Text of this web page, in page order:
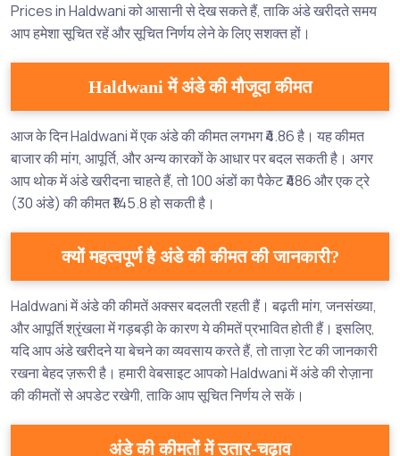
Prices in Haldwani को आसानी से देख सकते हैं, ताकि अंडे खरीदते समय
आप हमेशा सूचित रहें और सूचित निर्णय लेने के लिए सशक्त हों।
Haldwani में अंडे की मौजूदा कीमत
आज के दिन Haldwani में एक अंडे की कीमत लगभग ₹4.86 है। यह कीमत
बाजार की मांग, आपूर्ति, और अन्य कारकों के आधार पर बदल सकती है। अगर
आप थोक में अंडे खरीदना चाहते हैं, तो 100 अंडों का पैकेट ₹486 और एक ट्रे
(30 अंडे) की कीमत ₹145.8 हो सकती है।
क्यों महत्वपूर्ण है अंडे की कीमत की जानकारी?
Haldwani में अंडे की कीमतें अक्सर बदलती रहती हैं। बढ़ती मांग, जनसंख्या,
और आपूर्ति श्रृंखला में गड़बड़ी के कारण ये कीमतें प्रभावित होती हैं। इसलिए,
यदि आप अंडे खरीदने या बेचने का व्यवसाय करते हैं, तो ताज़ा रेट की जानकारी
रखना बेहद ज़रूरी है। हमारी वेबसाइट आपको Haldwani में अंडे की रोज़ाना
की कीमतों से अपडेट रखेगी, ताकि आप सूचित निर्णय ले सकें।
अंडे की कीमतों में उतार-चढ़ाव